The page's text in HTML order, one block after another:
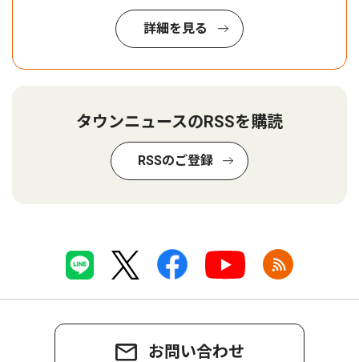
詳細を見る
タウンニュースのRSSを購読
RSSのご登録
お問い合わせ